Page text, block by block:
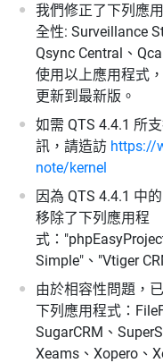
我們修正了下列應
全性: Surveillance
Qsync Central、
使用以上應用程式
更新到最新版。
如需 QTS 4.4.1 所
訊，請造訪 https://
note/kernel
因為 QTS 4.4.1 中
移除了下列應用程
式：
Simple"、"Vtiger
由於相容性問題，
下列應用程式：
SugarCRM、
Xeams、Xopero、